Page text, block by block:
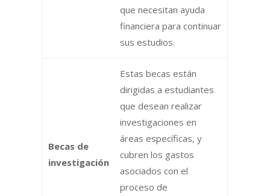
que necesitan ayuda
financiera para continuar
sus estudios.
Becas de
investigación
Estas becas están
dirigidas a estudiantes
que desean realizar
investigaciones en
áreas específicas, y
cubren los gastos
asociados con el
proceso de